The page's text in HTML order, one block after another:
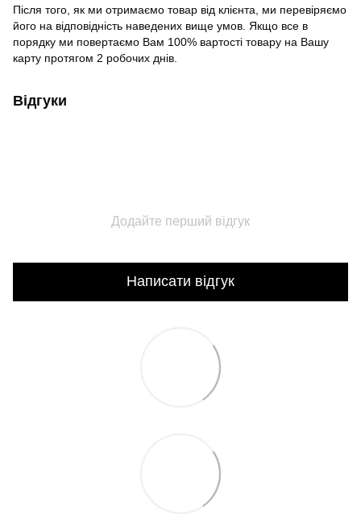
Після того, як ми отримаємо товар від клієнта, ми перевіряємо
його на відповідність наведених вище умов. Якщо все в
порядку ми повертаємо Вам 100% вартості товару на Вашу
карту протягом 2 робочих днів.
Відгуки
Додайте перший відгук
Написати відгук